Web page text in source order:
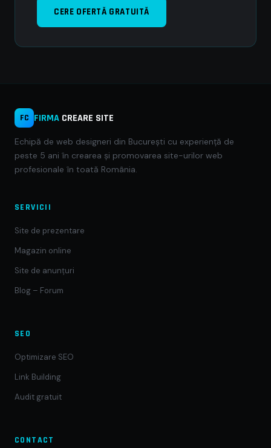
CERE OFERTĂ GRATUITĂ
FC FIRMA CREARE SITE
Echipă de web designeri din București cu experiență de
peste 5 ani în crearea și promovarea site-urilor web
profesionale în toată România.
SERVICII
Site de prezentare
Magazin online
Site de anunțuri
Blog – Forum
SEO
Optimizare SEO
Link Building
Audit gratuit
CONTACT